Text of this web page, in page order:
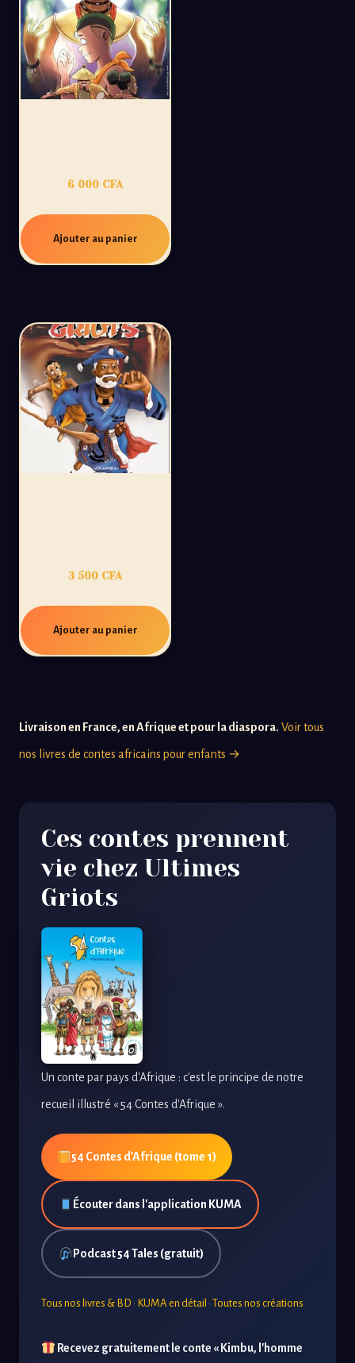
6 000 CFA
Ajouter au panier
3 500 CFA
Ajouter au panier
Livraison en France, en Afrique et pour la diaspora. Voir tous
nos livres de contes africains pour enfants →
Ces contes prennent
vie chez Ultimes
Griots
Un conte par pays d'Afrique : c'est le principe de notre
recueil illustré « 54 Contes d'Afrique ».
54 Contes d'Afrique (tome 1)
Écouter dans l'application KUMA
Podcast 54 Tales (gratuit)
Tous nos livres & BD · KUMA en détail · Toutes nos créations
Recevez gratuitement le conte « Kimbu, l'homme